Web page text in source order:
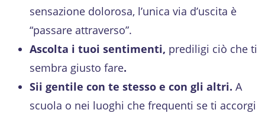
sensazione dolorosa, l’unica via d’uscita è
“passare attraverso”.
Ascolta i tuoi sentimenti, prediligi ciò che ti
sembra giusto fare.
Sii gentile con te stesso e con gli altri. A
scuola o nei luoghi che frequenti se ti accorgi